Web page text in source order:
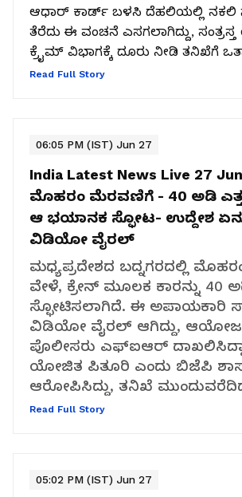
ಆಧಾರ್ ಕಾರ್ಡ್ ಬಳಸಿ ದೆಹಲಿಯಲ್ಲಿ ನಕಲಿ
ತೆರೆದು ಈ ವಂಚನೆ ಎಸಗಲಾಗಿದ್ದು,
ಕ್ರೈಮ್ ವಿಭಾಗಕ್ಕೆ ದೂರು ನೀಡಿ ತನಿಖೆಗೆ
Read Full Story
06:05 PM (IST) Jun 27
India Latest News Live 27
ಮೊಹರಂ ಮೆರವಣಿಗೆ - 40 ಅಡಿ
ಆ ಭಯಾನಕ ಸ್ಫೋಟ- ಉದ್ದೇಶ
ವಿಡಿಯೋ ವೈರಲ್​
ಮಧ್ಯಪ್ರದೇಶದ ಬದ್ನಗರದಲ್ಲಿ
ವೇಳೆ, ಕ್ರೇನ್ ಮೂಲಕ ಕಾರನ್ನು 40
ಸ್ಫೋಟಿಸಲಾಗಿದೆ. ಈ ಅಪಾಯಕಾರಿ
ವಿಡಿಯೋ ವೈರಲ್ ಆಗಿದ್ದು,
ಪೊಲೀಸರು ಎಫ್‌ಐಆರ್
ಯೋಜಿತ ಪಿತೂರಿ ಎಂದು ಬಿಜೆಪಿ
ಆರೋಪಿಸಿದ್ದು, ತನಿಖೆ
Read Full Story
05:02 PM (IST) Jun 27